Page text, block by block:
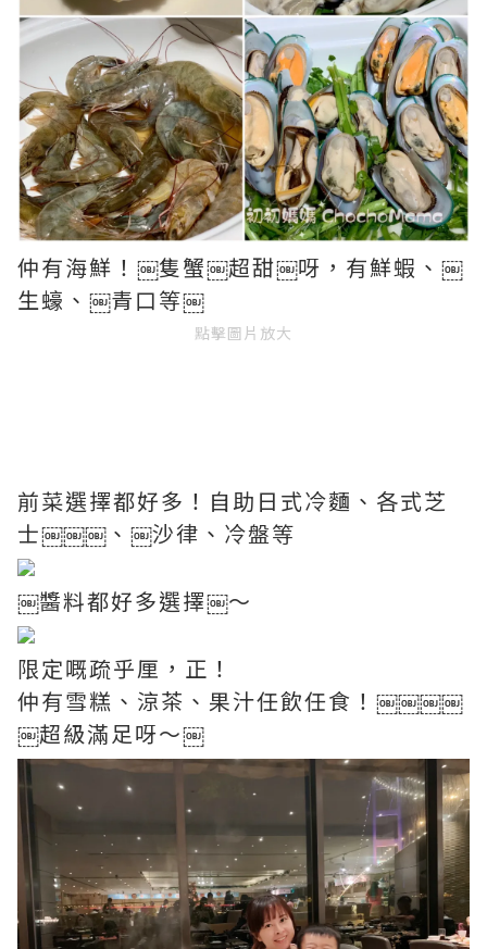
仲有海鮮！￼隻蟹￼超甜￼呀，有鮮蝦、￼
生蠔、￼青口等￼
點擊圖片放大
前菜選擇都好多！自助日式冷麵、各式芝
士￼￼￼、￼沙律、冷盤等
￼醬料都好多選擇￼～
限定嘅疏乎厘，正！
仲有雪糕、涼茶、果汁任飲任食！￼￼￼￼
￼超級滿足呀～￼